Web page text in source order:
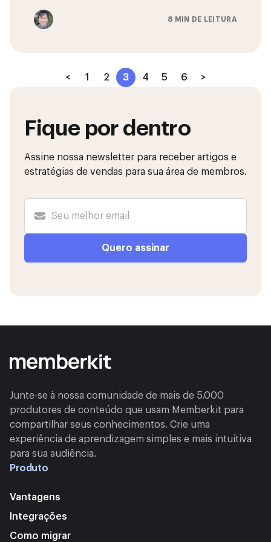
8 MIN DE LEITURA
< 1 2 3 4 5 6 >
Fique por dentro
Assine nossa newsletter para receber artigos e
estratégias de vendas para sua área de membros.
Junte-se à nossa comunidade de mais de 5.000
produtores de conteúdo que usam Memberkit para
compartilhar seus conhecimentos. Crie uma
experiência de aprendizagem simples e mais intuitiva
para sua audiência.
Produto
Vantagens
Integrações
Como migrar